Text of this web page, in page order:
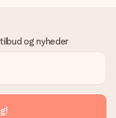
og nyheder